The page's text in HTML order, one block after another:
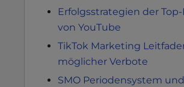
Erfolgsstrategien der
von YouTube
TikTok Marketing
möglicher Verbote
SMO Periodensystem